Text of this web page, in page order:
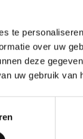
te
over uw
deze
uw gebruik van